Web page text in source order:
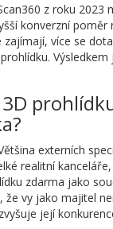
z roku 2023
konverzní poměr
více se
externích
realitní
zdarma jako
že vy jako majitel
její